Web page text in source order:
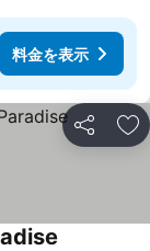
料金を表示
シェア お